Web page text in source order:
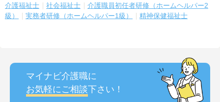
介護福祉士 社会福祉士
介護職員初任者研修（ホームヘルパー2
級）
実務者研修（ホームヘルパー1級） 精神保健福祉士
マイナビ介護職に
お気軽にご相談下さい！